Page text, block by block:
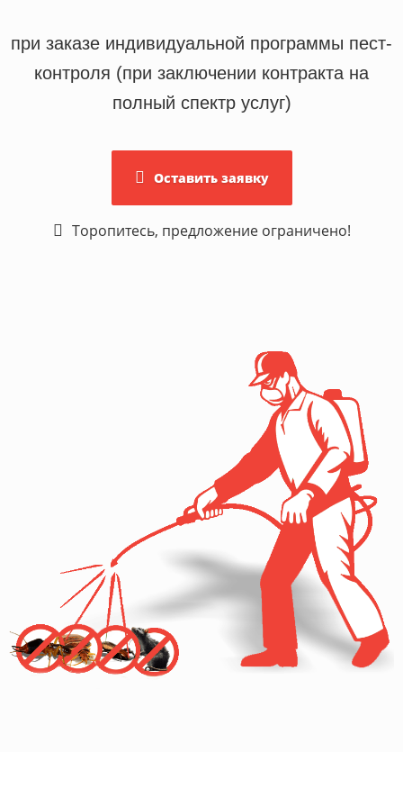
при заказе индивидуальной программы пест-
контроля (при заключении контракта на
полный спектр услуг)
Оставить заявку
Торопитесь, предложение ограничено!